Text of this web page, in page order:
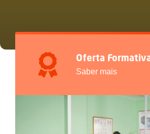
Oferta
Saber mais